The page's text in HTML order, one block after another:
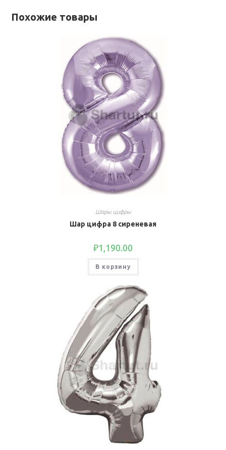
Похожие товары
Шары цифры
Шар цифра 8 сиреневая
₽1,190.00
В корзину